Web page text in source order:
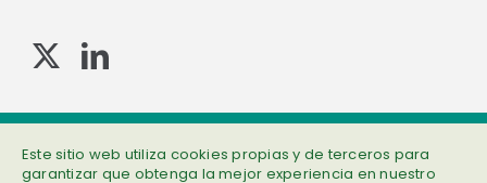
Este sitio web utiliza cookies propias y de terceros para
garantizar que obtenga la mejor experiencia en nuestro
© Copyright 2013-2023 . Todos los derechos reservados
Política de privacidad|Cookies|Aviso legal| Información adicional